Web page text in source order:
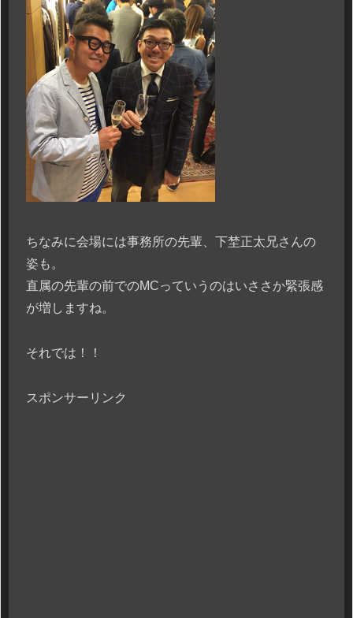
ちなみに会場には事務所の先輩、下埜正太兄さんの
姿も。
直属の先輩の前でのMCっていうのはいささか緊張感
が増しますね。
それでは！！
スポンサーリンク